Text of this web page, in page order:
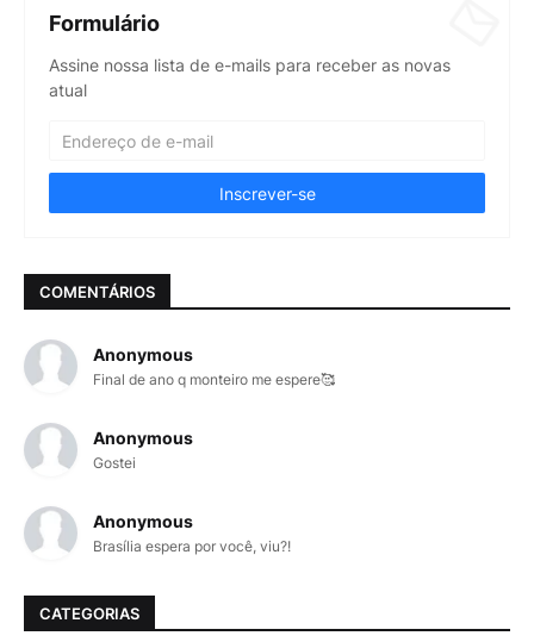
Formulário
Assine nossa lista de e-mails para receber as novas
atual
COMENTÁRIOS
Anonymous
Final de ano q monteiro me espere🥰
Anonymous
Gostei
Anonymous
Brasília espera por você, viu?!
CATEGORIAS